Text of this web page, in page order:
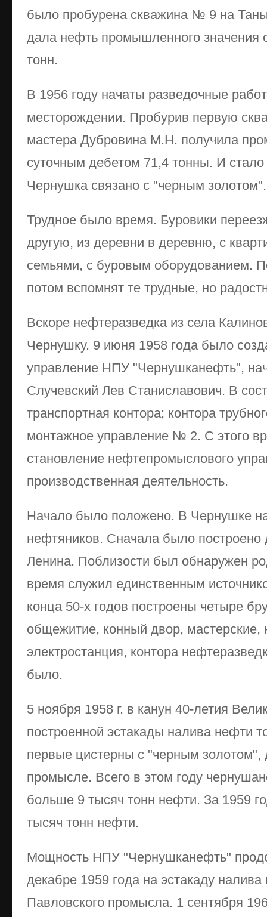
было пробурена скважина № 9 на
дала нефть промышленного значения
тонн.
В 1956 году начаты разведочные
месторождении. Пробурив первую
мастера Дубровина М.Н. получила
суточным дебетом 71,4 тонны. И
Чернушка связано с "черным золотом".
Трудное было время. Буровики
другую, из деревни в деревню, с
семьями, с буровым оборудованием.
потом вспомнят те трудные, но
Вскоре нефтеразведка из села
Чернушку. 9 июня 1958 года было
управление НПУ "Чернушканефть",
Случевский Лев Станиславович. В
транспортная контора; контора
монтажное управление № 2. С этого
становление нефтепромыслового
производственная деятельность.
Начало было положено. В Чернушке
нефтяников. Сначала было построено
Ленина. Поблизости был обнаружен
время служил единственным
конца 50-х годов построены четыре
общежитие, конный двор, мастерские,
электростанция, контора
было.
5 ноября 1958 г. в канун 40-летия
построенной эстакады налива нефти
первые цистерны с "черным
промысле. Всего в этом году
больше 9 тысяч тонн нефти. За 1959
тысяч тонн нефти.
Мощность НПУ "Чернушканефть"
декабре 1959 года на эстакаду
Павловского промысла. 1 сентября